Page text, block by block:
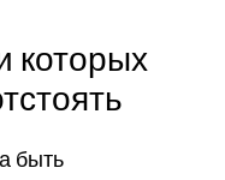
которых
быть